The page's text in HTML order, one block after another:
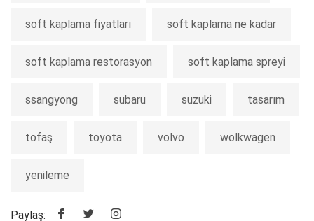
soft kaplama fiyatları soft kaplama ne kadar
soft kaplama restorasyon soft kaplama spreyi
ssangyong subaru suzuki tasarım
tofaş toyota volvo wolkwagen
yenileme
Paylaş: